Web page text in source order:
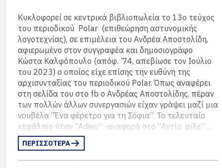
δημοσιεύθηκαν στα ηλεκτρονικά λογοτεχνικά
περιοδικά και ιστολόγια: Με ανοιχτά βιβλία, Κανονική
Ποίηση, Κατερίνα Λιάτζουρα, Μηχανικό Μολύβι
ΠΟΙΗΤΙΚΟΙ ΔΙΑΛΟΓΟΙ, Το Κόσκινο, ΦΡΕΑΡ,
Bibliotheque, Deyteroς, Ologramma, Verbalistes
Επιπλέον συμμετοχές της έχουν δημοσιευθεί στα
ηλεκτρονικά λογοτεχνικά περιοδικά και τους
ιστότοπους: fractal, Diastixo, Μονόκλ κ.α. καθώς και
στα έντυπα περιοδικά ΑΠΙΚΟ και ΑΝΩΝΥΜΩΣ – όλα με
το ψευδώνυμο Πουπερμίνα (Μηχανικό Μολύβι). To
“Πλάνης στην πλάνη της” αποτελεί την πρώτη της
εκδοτική απόπειρα. (Πηγή: “Εκδόσεις Θίνες”, 2024).
Περισσότερα…
Κυκλοφορεί σε κεντρικά βιβλιοπωλεία το 13ο τεύχος
του περιοδικού Polar (επιθεώρηση αστυνομικής
λογοτεχνίας), σε επιμέλεια του Ανδρέα Αποστολίδη,
αφιερωμένο στον συγγραφέα και δημοσιογράφο
Κώστα Καλφόπουλο (απόφ. ’74, απεβίωσε τον Ιούλιο
του 2023) ο οποίος είχε επίσης την ευθύνη της
αρχισυνταξίας του περιοδικού Polar. Όπως αναφέρει
στη σελίδα του στο fb ο Ανδρέας Αποστολίδης, πέραν
των πολλών άλλων συνεργασιών είχαν γράψει μαζί μια
νουβέλα “Ένα φέρετρο για τη Σόφια”. Το τελευταίο
κεφάλαιο ήταν “Adieu” -αναφορά στο “Αντίο, φίλε”…
ταινία…
ΠΕΡΙΣΣΟΤΕΡΑ